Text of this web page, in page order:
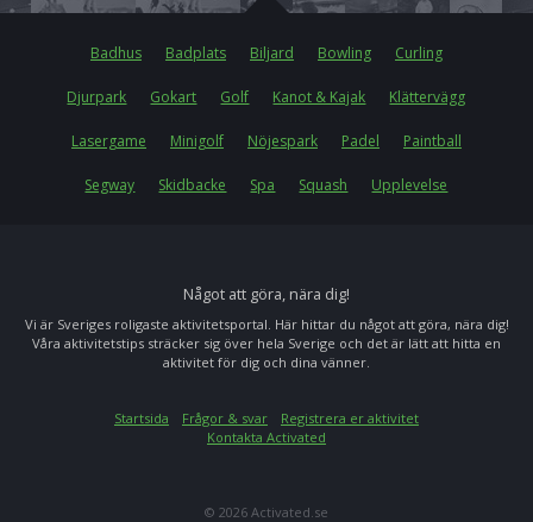
Badhus Badplats Biljard Bowling Curling
Djurpark Gokart Golf Kanot & Kajak Klättervägg
Lasergame Minigolf Nöjespark Padel Paintball
Segway Skidbacke Spa Squash Upplevelse
Något att göra, nära dig!
Vi är Sveriges roligaste aktivitetsportal. Här hittar du något att göra, nära dig!
Våra aktivitetstips sträcker sig över hela Sverige och det är lätt att hitta en
aktivitet för dig och dina vänner.
Startsida Frågor & svar
Registrera er aktivitet
Kontakta Activated
© 2026 Activated.se